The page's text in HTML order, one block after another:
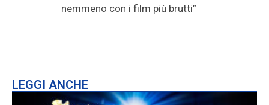
nemmeno con i film più brutti”
LEGGI ANCHE